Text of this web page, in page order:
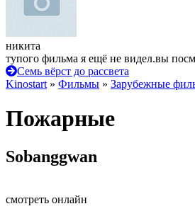
никита
тупого фильма я ещё не видел.вы
Семь вёрст до рассвета
Kinostart » Фильмы » Зарубежные
Пожарные
Sobanggwan
смотреть онлайн